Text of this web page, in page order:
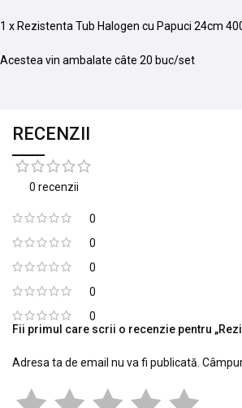
1 x Rezistenta Tub Halogen cu Papuci 24cm
Acestea vin ambalate câte 20 buc/set
RECENZII
0 recenzii
0
0
0
0
0
Fii primul care scrii o recenzie pentru
Adresa ta de email nu va fi publicată.